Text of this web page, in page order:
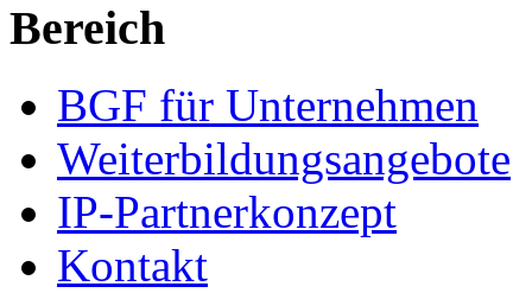
Bereich
BGF für Unternehmen
Weiterbildungsangebote
IP-Partnerkonzept
Kontakt